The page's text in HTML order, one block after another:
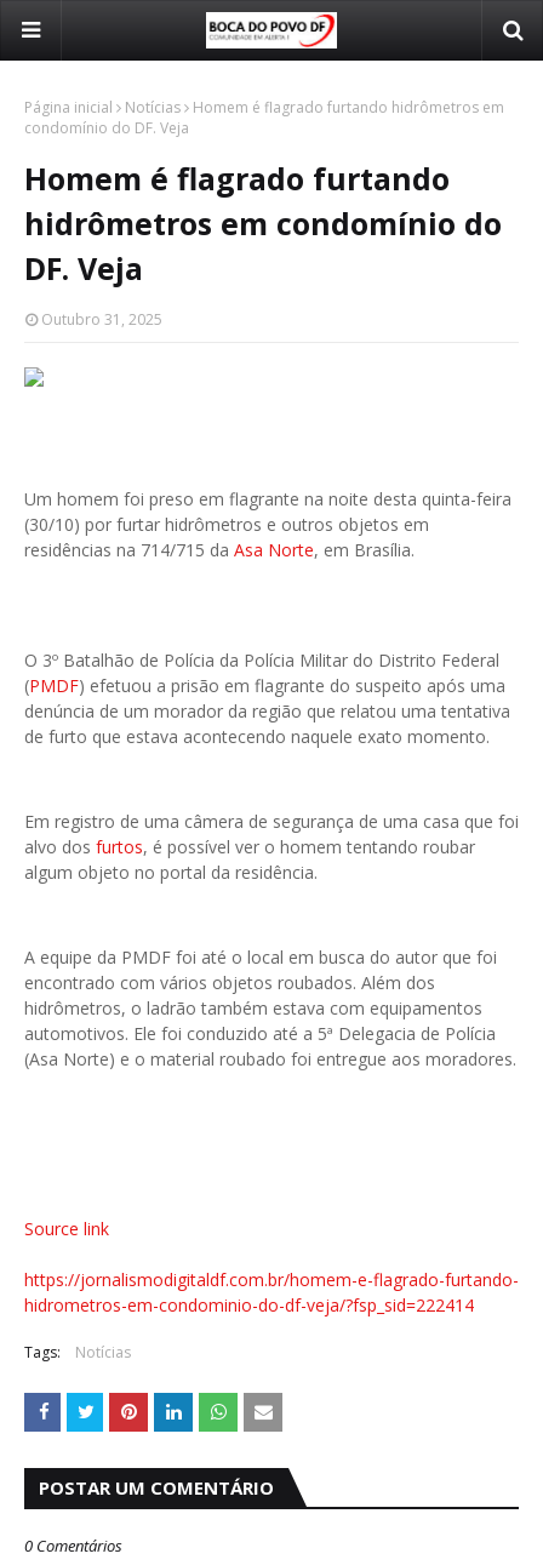
Página inicial Notícias
Homem é flagrado furtando hidrômetros em
condomínio do DF. Veja
Homem é flagrado furtando
hidrômetros em condomínio do
DF. Veja
Outubro 31, 2025
Um homem foi preso em flagrante na noite desta quinta-feira
(30/10) por furtar hidrômetros e outros objetos em
residências na 714/715 da Asa Norte, em Brasília.
O 3º Batalhão de Polícia da Polícia Militar do Distrito Federal
(PMDF) efetuou a prisão em flagrante do suspeito após uma
denúncia de um morador da região que relatou uma tentativa
de furto que estava acontecendo naquele exato momento.
Em registro de uma câmera de segurança de uma casa que foi
alvo dos furtos, é possível ver o homem tentando roubar
algum objeto no portal da residência.
A equipe da PMDF foi até o local em busca do autor que foi
encontrado com vários objetos roubados. Além dos
hidrômetros, o ladrão também estava com equipamentos
automotivos. Ele foi conduzido até a 5ª Delegacia de Polícia
(Asa Norte) e o material roubado foi entregue aos moradores.
Source link
https://jornalismodigitaldf.com.br/homem-e-flagrado-furtando-
hidrometros-em-condominio-do-df-veja/?fsp_sid=222414
Tags: Notícias
POSTAR UM COMENTÁRIO
0 Comentários